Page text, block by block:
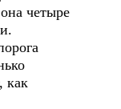
четыре
как